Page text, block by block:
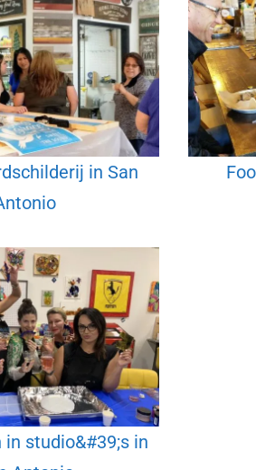
in San
studio&#39;s in